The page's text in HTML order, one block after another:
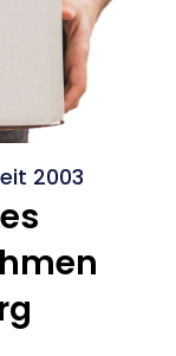
2003